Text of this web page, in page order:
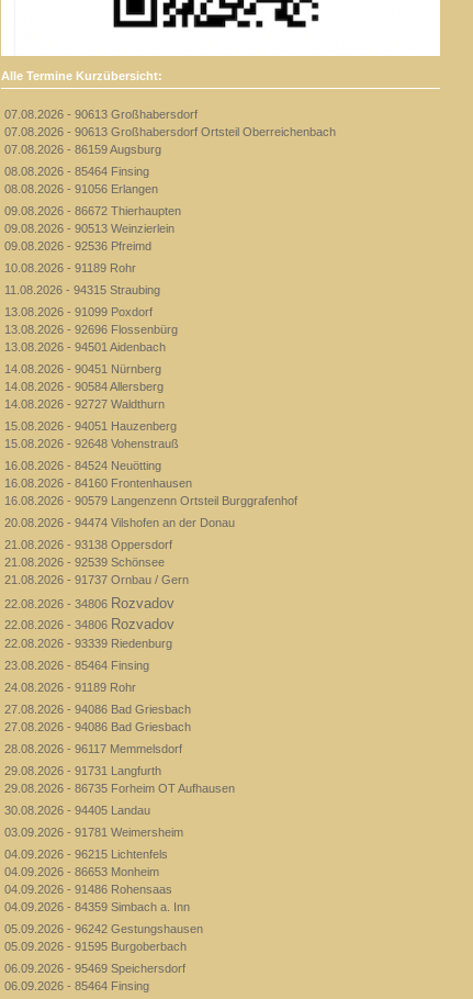
Alle Termine Kurzübersicht:
07.08.2026 - 90613 Großhabersdorf
07.08.2026 - 90613 Großhabersdorf Ortsteil Oberreichenbach
07.08.2026 - 86159 Augsburg
08.08.2026 - 85464 Finsing
08.08.2026 - 91056 Erlangen
09.08.2026 - 86672 Thierhaupten
09.08.2026 - 90513 Weinzierlein
09.08.2026 - 92536 Pfreimd
10.08.2026 - 91189 Rohr
11.08.2026 - 94315 Straubing
13.08.2026 - 91099 Poxdorf
13.08.2026 - 92696 Flossenbürg
13.08.2026 - 94501 Aidenbach
14.08.2026 - 90451 Nürnberg
14.08.2026 - 90584 Allersberg
14.08.2026 - 92727 Waldthurn
15.08.2026 - 94051 Hauzenberg
15.08.2026 - 92648 Vohenstrauß
16.08.2026 - 84524 Neuötting
16.08.2026 - 84160 Frontenhausen
16.08.2026 - 90579 Langenzenn Ortsteil Burggrafenhof
20.08.2026 - 94474 Vilshofen an der Donau
21.08.2026 - 93138 Oppersdorf
21.08.2026 - 92539 Schönsee
21.08.2026 - 91737 Ornbau / Gern
22.08.2026 - 34806 Rozvadov
22.08.2026 - 34806 Rozvadov
22.08.2026 - 93339 Riedenburg
23.08.2026 - 85464 Finsing
24.08.2026 - 91189 Rohr
27.08.2026 - 94086 Bad Griesbach
27.08.2026 - 94086 Bad Griesbach
28.08.2026 - 96117 Memmelsdorf
29.08.2026 - 91731 Langfurth
29.08.2026 - 86735 Forheim OT Aufhausen
30.08.2026 - 94405 Landau
03.09.2026 - 91781 Weimersheim
04.09.2026 - 96215 Lichtenfels
04.09.2026 - 86653 Monheim
04.09.2026 - 91486 Rohensaas
04.09.2026 - 84359 Simbach a. Inn
05.09.2026 - 96242 Gestungshausen
05.09.2026 - 91595 Burgoberbach
06.09.2026 - 95469 Speichersdorf
06.09.2026 - 85464 Finsing